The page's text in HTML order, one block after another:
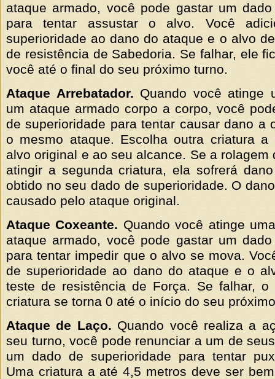
ataque armado, você pode gastar um
para tentar assustar o alvo. Você
superioridade ao dano do ataque e o alvo
de resistência de Sabedoria. Se falhar, ele
você até o final do seu próximo turno.
Ataque Arrebatador. Quando você atinge
um ataque armado corpo a corpo, você
de superioridade para tentar causar dano a
o mesmo ataque. Escolha outra criatura
alvo original e ao seu alcance. Se a rolagem
atingir a segunda criatura, ela sofrerá
obtido no seu dado de superioridade. O
causado pelo ataque original.
Ataque Coxeante. Quando você atinge
ataque armado, você pode gastar um
para tentar impedir que o alvo se mova.
de superioridade ao dano do ataque e o
teste de resistência de Força. Se falhar, o
criatura se torna 0 até o início do seu
Ataque de Laço. Quando você realiza a
seu turno, você pode renunciar a um de
um dado de superioridade para tentar
Uma criatura a até 4,5 metros deve ser